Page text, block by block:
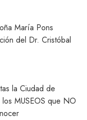
María Pons
del Dr. Cristóbal
la Ciudad de
MUSEOS que NO